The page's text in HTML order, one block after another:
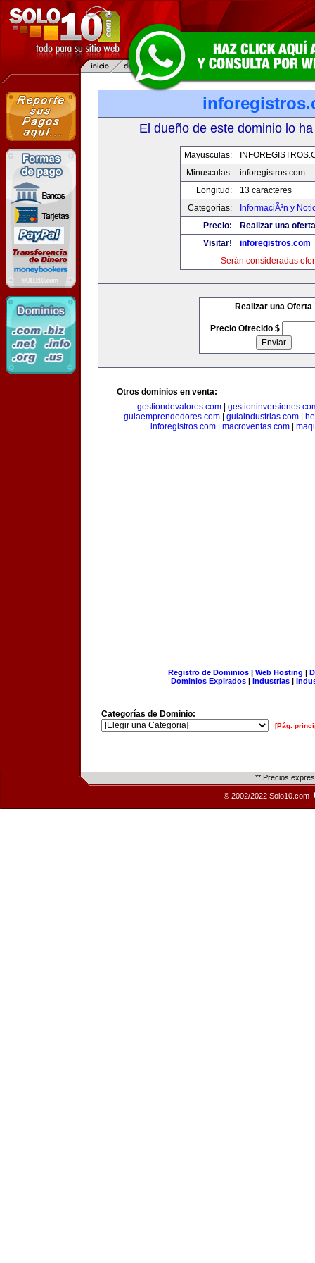
El dueño de este dominio lo
Mayusculas:
Minusculas:
inforegistros.com
Longitud:
13 caracteres
Categorias:
InformaciÃ³n y
Precio:
Realizar una
Visitar!
inforegistros.com
Serán consideradas
Realizar una Oferta
Precio Ofrecido $
Otros dominios en venta:
gestiondevalores.com|
guiaemprendedores.com
guiaindustrias.com
inforegistros.com| macroventas.com|
Registro de Dominios| Web Hosting |
Dominios Expirados | Industrias |
Categorías de Dominio:
[Pág.
** Precios
© 2002/2022 Solo10.com